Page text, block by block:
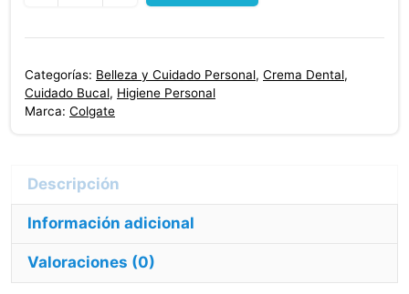
Dental
Colgate
Original
Unidades
cantidad
Categorías: Belleza y Cuidado Personal, Crema Dental,
Cuidado Bucal, Higiene Personal
Marca: Colgate
Información adicional
Valoraciones (0)